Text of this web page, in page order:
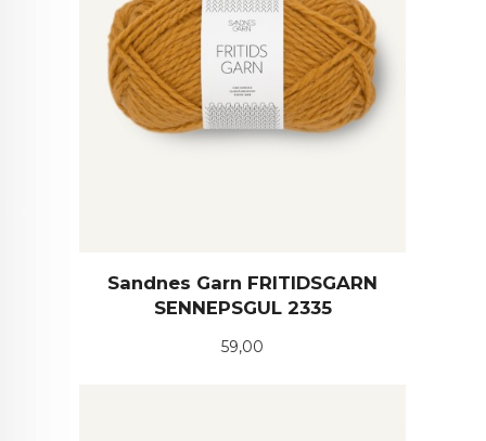
Sandnes Garn FRITIDSGARN
SENNEPSGUL 2335
Pris
59,00